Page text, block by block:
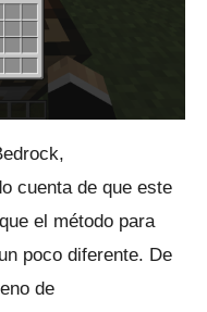
cuenta de que este
el método para
poco diferente. De
de